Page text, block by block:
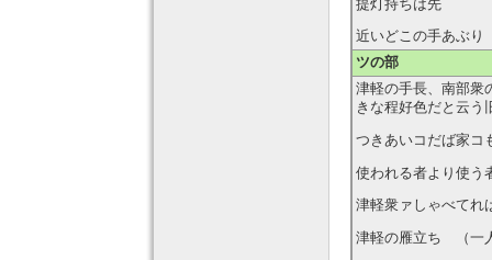
提灯持ちは先
近いどこの手あぶり
ツの部
津軽の手長、南部
きな程好色だと云う
つきあいコだば家
使われる者より使
津軽衆ァしゃべて
津軽の雁立ち （一